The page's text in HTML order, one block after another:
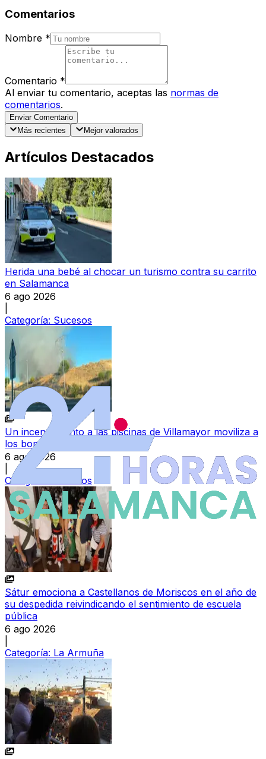
Comentarios
Nombre *
Comentario *
Al enviar tu comentario, aceptas las normas de
comentarios.
Enviar Comentario
Más recientes
Mejor valorados
Artículos Destacados
Herida una bebé al chocar un turismo contra su carrito
en Salamanca
6 ago 2026
Categoría: Sucesos
Un incendio junto a las piscinas de Villamayor moviliza a
los bomberos
6 ago 2026
Categoría:
Sucesos
Sátur emociona a Castellanos de Moriscos en el año de
su despedida reivindicando el sentimiento de escuela
pública
6 ago 2026
Categoría: La Armuña